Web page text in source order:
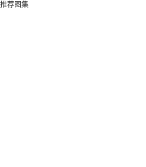
推荐图集